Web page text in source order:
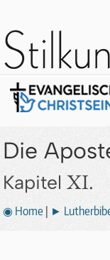
Die
Kapitel XI.
◉ Home ►